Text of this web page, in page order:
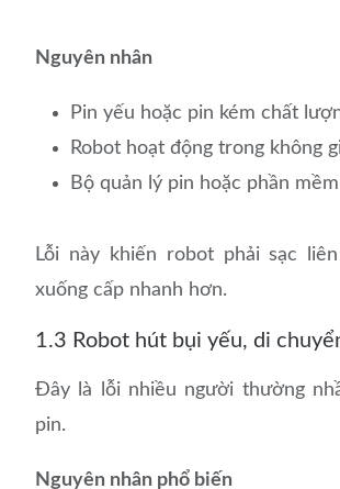
Nguyên nhân
Pin yếu hoặc pin kém chất
Robot hoạt động trong không
Bộ quản lý pin hoặc phần
Lỗi này khiến robot phải sạc
xuống cấp nhanh hơn.
1.3 Robot hút bụi yếu, di
Đây là lỗi nhiều người thường
pin.
Nguyên nhân phổ biến